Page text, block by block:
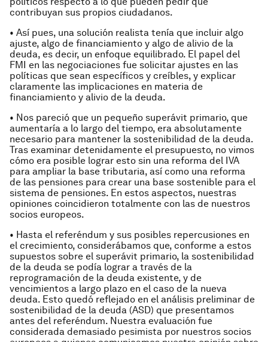
contribuyan sus propios ciudadanos.
• Así pues, una solución realista tenía que incluir algo
ajuste, algo de financiamiento y algo de alivio de la
deuda, es decir, un enfoque equilibrado. El papel del
FMI en las negociaciones fue solicitar ajustes en las
políticas que sean específicos y creíbles, y explicar
claramente las implicaciones en materia de
financiamiento y alivio de la deuda.
• Nos pareció que un pequeño superávit primario, que
aumentaría a lo largo del tiempo, era absolutamente
necesario para mantener la sostenibilidad de la deuda.
Tras examinar detenidamente el presupuesto, no vimos
cómo era posible lograr esto sin una reforma del IVA
para ampliar la base tributaria, así como una reforma
de las pensiones para crear una base sostenible para el
sistema de pensiones. En estos aspectos, nuestras
opiniones coincidieron totalmente con las de nuestros
socios europeos.
• Hasta el referéndum y sus posibles repercusiones en
el crecimiento, considerábamos que, conforme a estos
supuestos sobre el superávit primario, la sostenibilidad
de la deuda se podía lograr a través de la
reprogramación de la deuda existente, y de
vencimientos a largo plazo en el caso de la nueva
deuda. Esto quedó reflejado en el análisis preliminar de
sostenibilidad de la deuda (ASD) que presentamos
antes del referéndum. Nuestra evaluación fue
considerada demasiado pesimista por nuestros socios